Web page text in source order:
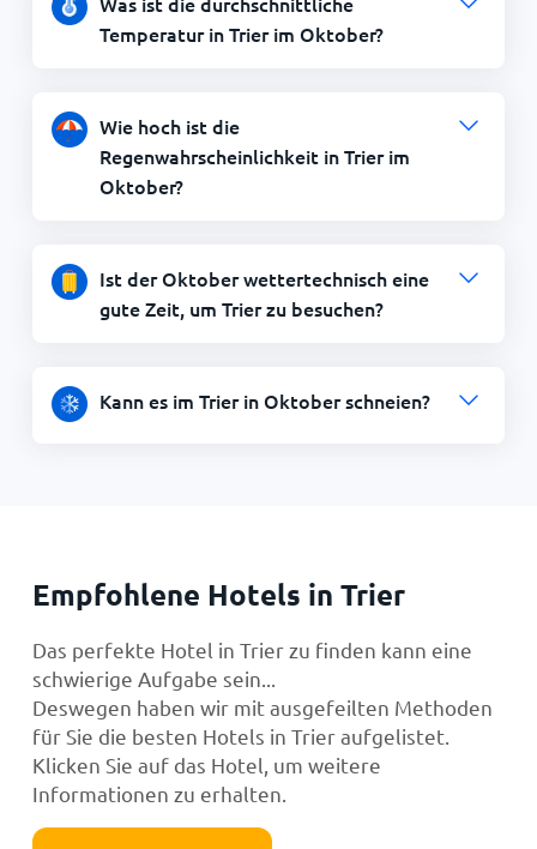
Temperatur in Trier im Oktober?
Wie hoch ist die
Regenwahrscheinlichkeit in Trier im
Oktober?
Ist der Oktober wettertechnisch eine
gute Zeit, um Trier zu besuchen?
Kann es im Trier in Oktober schneien?
Empfohlene Hotels in Trier
Das perfekte Hotel in Trier zu finden kann eine
schwierige Aufgabe sein...
Deswegen haben wir mit ausgefeilten Methoden
für Sie die besten Hotels in Trier aufgelistet.
Klicken Sie auf das Hotel, um weitere
Informationen zu erhalten.